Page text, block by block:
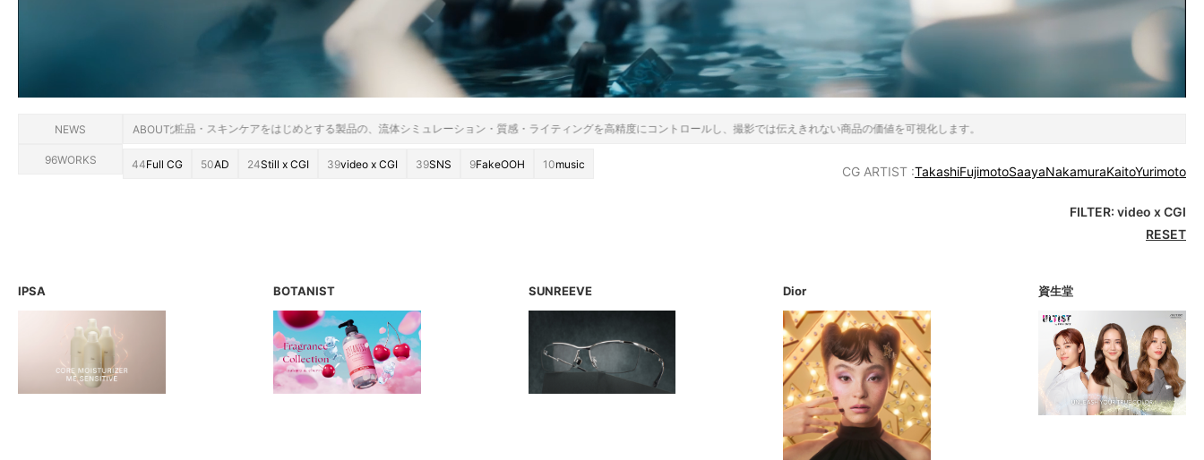
NEWS
96WORKS
ABOUT
キンケアをはじめとする製品の、流体シミュレーション・質感・ライティングを高精度にコントロールし、撮影では伝えきれない商品の価値を可視化します。
44Full CG 50AD 24Still x CGI 39video x CGI 39SNS 9FakeOOH 10music CG ARTIST :TakashiFujimotoSaayaNakamuraKaitoYurimoto
FILTER: video x CGI
RESET
IPSA BOTANIST SUNREEVE Dior 資生堂